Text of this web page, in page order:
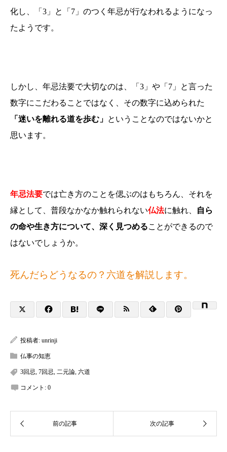
化し、「3」と「7」のつく年忌が行なわれるようになっ
たようです。
しかし、年忌法要で大切なのは、「3」や「7」と言った
数字にこだわることではなく、その数字に込められた
「迷いを離れる道を歩む」 ということなのではないかと
思います。
年忌法要では亡き方のことを偲ぶのはもちろん、それを
縁として、普段なかなか触れられない仏法に触れ、
自ら
の命や生き方について、深く見つめることができるので
はないでしょうか。
死んだらどうなるの？六道を解説します。
投稿者: unrinji
仏事の知恵
3回忌 7回忌 二元論 六道
コメント: 0